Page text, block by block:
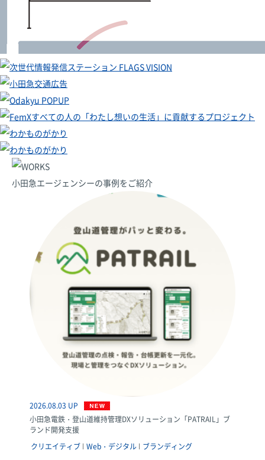
小田急エージェンシーの事例をご紹介
2026.08.03 UP
小田急電鉄・登山道維持管理DXソリューション「PATRAIL」ブ
ランド開発支援
クリエイティブ Web・デジタル ブランディング